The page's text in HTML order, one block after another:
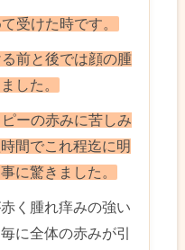
受けた時です。
前と後では顔の腫
した。
ーの赤みに苦しみ
間でこれ程迄に明
に驚きました。
く腫れ痒みの強い
に全体の赤みが引